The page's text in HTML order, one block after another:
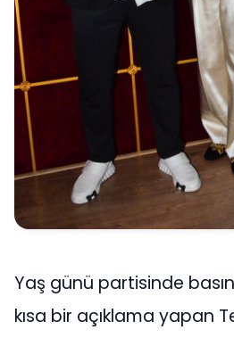
Yaş günü partisinde
kısa bir açıklama yapan